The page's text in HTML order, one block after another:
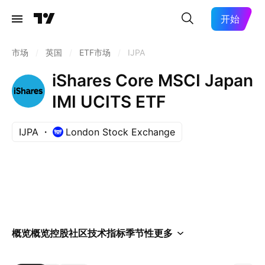
开始
市场 英国 ETF市场 IJPA
iShares Core MSCI Japan
IMI UCITS ETF
IJPA London Stock Exchange
概览概览控股社区技术指标季节性更多